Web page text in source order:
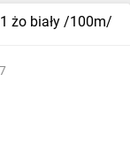
żo biały /100m/